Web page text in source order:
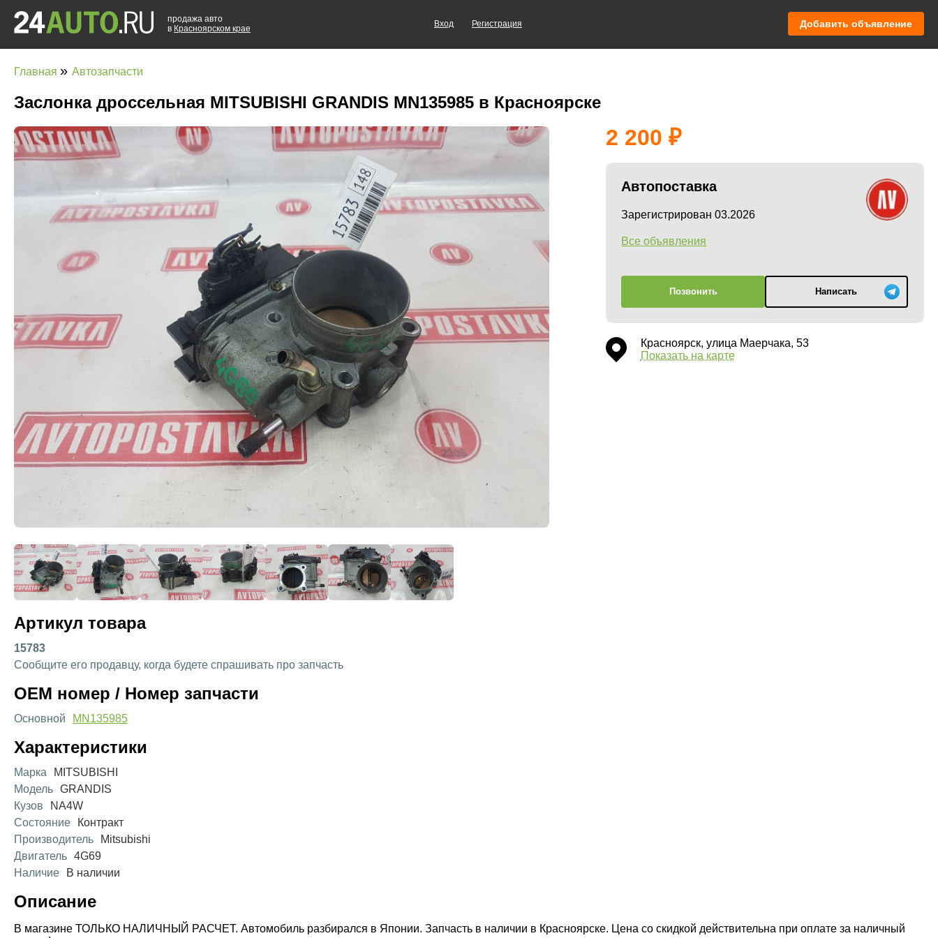
продажа авто
в Красноярском крае
Вход Регистрация Добавить объявление
Главная » Автозапчасти
Заслонка дроссельная MITSUBISHI GRANDIS MN135985 в Красноярске
2 200
Автопоставка
Зарегистрирован 03.2026
Все объявления
Позвонить Написать
Красноярск, улица Маерчака, 53
Показать на карте
Артикул товара
15783
Сообщите его продавцу, когда будете спрашивать про запчасть
OEM номер / Номер запчасти
Основной MN135985
Характеристики
Марка
MITSUBISHI
Модель GRANDIS
Кузов
NA4W
Состояние
Контракт
Производитель
Mitsubishi
Двигатель 4G69
Наличие
В наличии
Описание
В магазине ТОЛЬКО НАЛИЧНЫЙ РАСЧЕТ. Автомобиль разбирался в Японии. Запчасть в наличии в Красноярске. Цена со скидкой действительна при оплате за наличный